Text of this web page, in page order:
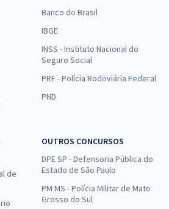
Banco do Brasil
IBGE
INSS - Instituto Nacional do
Seguro Social
PRF - Polícia Rodoviária Federal
PND
de
OUTROS CONCURSOS
DPE SP - Defensoria Pública do
Estado de São Paulo
PM MS - Polícia Militar de Mato
Grosso do Sul